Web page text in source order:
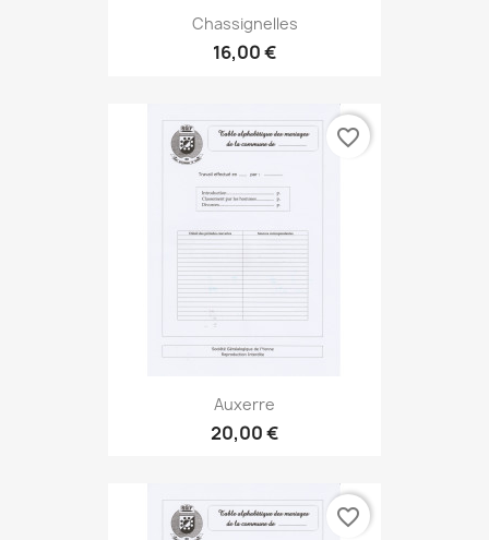
Chassignelles
16,00 €
Auxerre
20,00 €
favorite_border
favorite_border